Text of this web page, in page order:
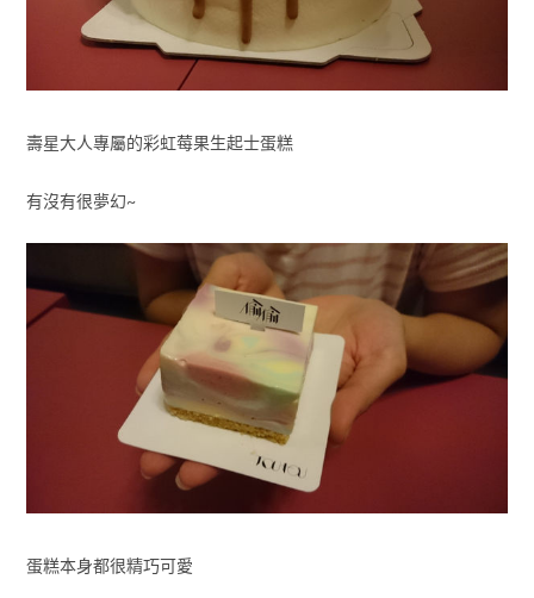
壽星大人專屬的彩虹莓果生起士蛋糕
有沒有很夢幻~
蛋糕本身都很精巧可愛